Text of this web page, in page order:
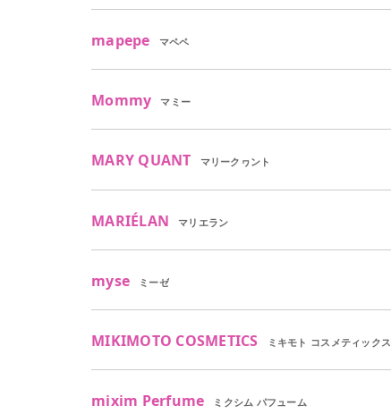
mapepe マペペ
Mommy マミー
MARY QUANT マリークヮント
MARIÉLAN マリエラン
myse ミーゼ
MIKIMOTO COSMETICS ミキモト コスメティックス
mixim Perfume ミクシム パフューム